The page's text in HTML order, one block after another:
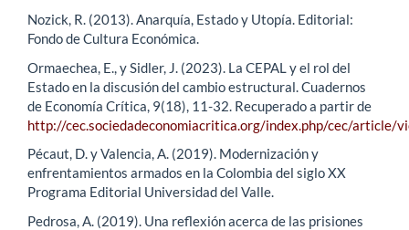
Nozick, R. (2013). Anarquía, Estado y Utopía. Editorial:
Fondo de Cultura Económica.
Ormaechea, E., y Sidler, J. (2023). La CEPAL y el rol del
Estado en la discusión del cambio estructural. Cuadernos
de Economía Crítica, 9(18), 11-32. Recuperado a partir de
http://cec.sociedadeconomiacritica.org/index.php/cec/article/
Pécaut, D. y Valencia, A. (2019). Modernización y
enfrentamientos armados en la Colombia del siglo XX
Programa Editorial Universidad del Valle.
Pedrosa, A. (2019). Una reflexión acerca de las prisiones